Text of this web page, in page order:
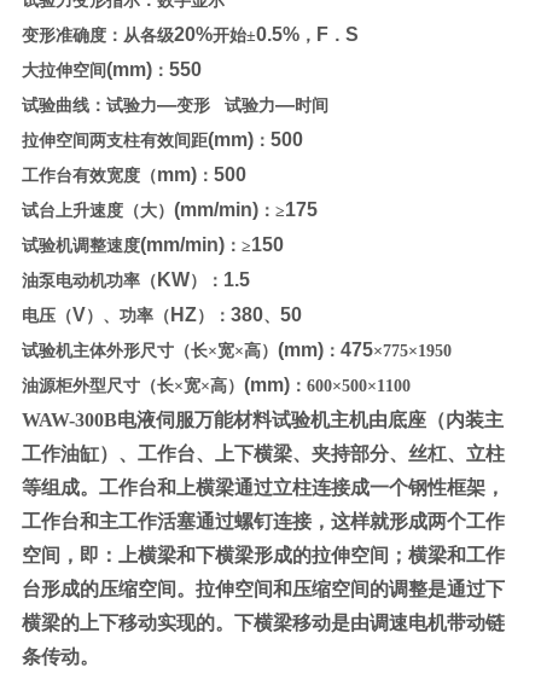
变形准确度：从各级20%开始±0.5%， F． S
大拉伸空间(mm)： 550
试验曲线：试验力—变形 试验力—时间
拉伸空间两支柱有效间距(mm)： 500
工作台有效宽度（mm)： 500
试台上升速度（大） (mm/min)：≥175
试验机调整速度(mm/min)：≥150
油泵电动机功率（ KW）： 1.5
电压（V）、功率（ HZ）： 380、 50
试验机主体外形尺寸（长×宽×高） (mm)： 475×775×1950
油源柜外型尺寸（长×宽×高） (mm)：600×500×1100
WAW-300B电液伺服万能材料试验机主机由底座（内装主
工作油缸）、工作台、上下横梁、夹持部分、丝杠、立柱
等组成。工作台和上横梁通过立柱连接成一个钢性框架，
工作台和主工作活塞通过螺钉连接，这样就形成两个工作
空间，即：上横梁和下横梁形成的拉伸空间；横梁和工作
台形成的压缩空间。拉伸空间和压缩空间的调整是通过下
横梁的上下移动实现的。下横梁移动是由调速电机带动链
条传动。